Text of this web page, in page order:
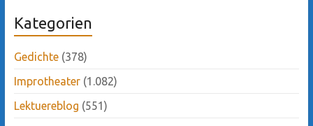
Kategorien
Gedichte(378)
Improtheater(1.082)
Lektuereblog (551)